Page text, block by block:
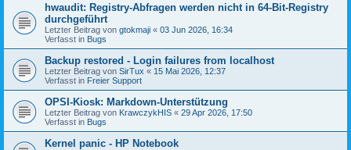
hwaudit: Registry-Abfragen werden nicht in 64-Bit-Registry
durchgeführt
Letzter Beitrag von gtokmaji « 03 Jun 2026, 16:34
Verfasst in Bugs
Backup restored - Login failures from localhost
Letzter Beitrag von SirTux « 15 Mai 2026, 12:37
Verfasst in Freier Support
OPSI-Kiosk: Markdown-Unterstützung
Letzter Beitrag von KrawczykHIS « 29 Apr 2026, 17:50
Verfasst in Bugs
Kernel panic - HP Notebook